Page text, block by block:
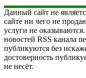
Данный сайт не
сайте ни чего не
услуги не
новостей RSS канала
публикуются без
достоверность
не несёт.